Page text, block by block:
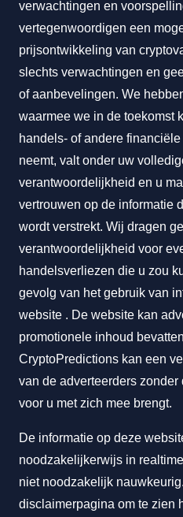
verwachtingen en
vertegenwoordigen een
prijsontwikkeling van
slechts verwachtingen en
of aanbevelingen. We
waarmee we in de toekomst
handels- of andere
neemt, valt onder uw
verantwoordelijkheid en u
vertrouwen op de informatie
wordt verstrekt. Wij dragen
verantwoordelijkheid voor
handelsverliezen die u zou
gevolg van het gebruik van
website . De website kan
promotionele inhoud
CryptoPredictions kan een
van de adverteerders zonder
voor u met zich mee brengt.
De informatie op deze
noodzakelijkerwijs in
niet noodzakelijk
disclaimerpagina om te zien